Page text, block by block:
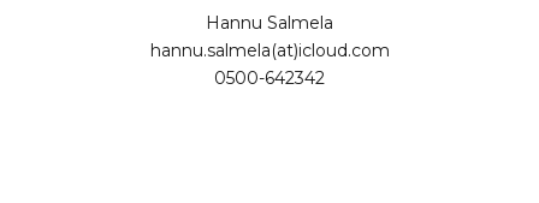
Hannu Salmela
hannu.salmela(at)icloud.com
0500-642342